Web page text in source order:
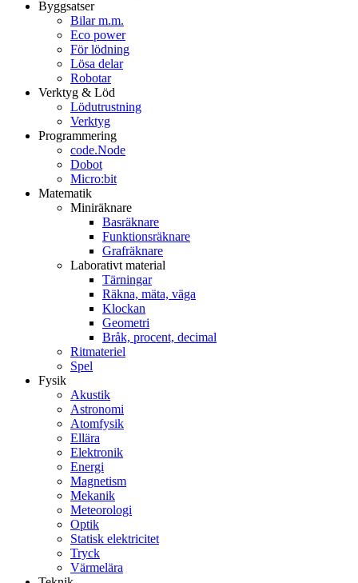
Byggsatser
Bilar m.m.
Eco power
För lödning
Lösa delar
Robotar
Verktyg & Löd
Lödutrustning
Verktyg
Programmering
code.Node
Dobot
Micro:bit
Matematik
Miniräknare
Basräknare
Funktionsräknare
Grafräknare
Laborativt material
Tärningar
Räkna, mäta, väga
Klockan
Geometri
Bråk, procent, decimal
Ritmateriel
Spel
Fysik
Akustik
Astronomi
Atomfysik
Ellära
Elektronik
Energi
Magnetism
Mekanik
Meteorologi
Optik
Statisk elektricitet
Tryck
Värmelära